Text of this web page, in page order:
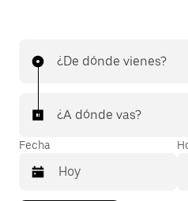
¿De dónde vienes?
¿A dónde vas?
Fecha